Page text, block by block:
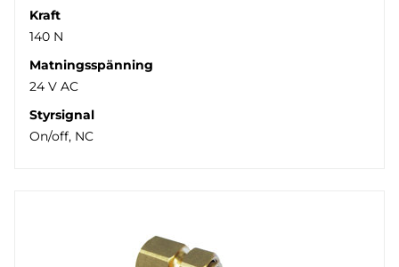
Kraft
140 N
Matningsspänning
24 V AC
Styrsignal
On/off, NC